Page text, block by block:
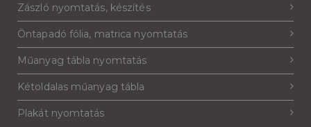
Zászló nyomtatás, készítés
Öntapadó fólia, matrica nyomtatás
Műanyag tábla nyomtatás
Kétoldalas műanyag tábla
Plakát nyomtatás